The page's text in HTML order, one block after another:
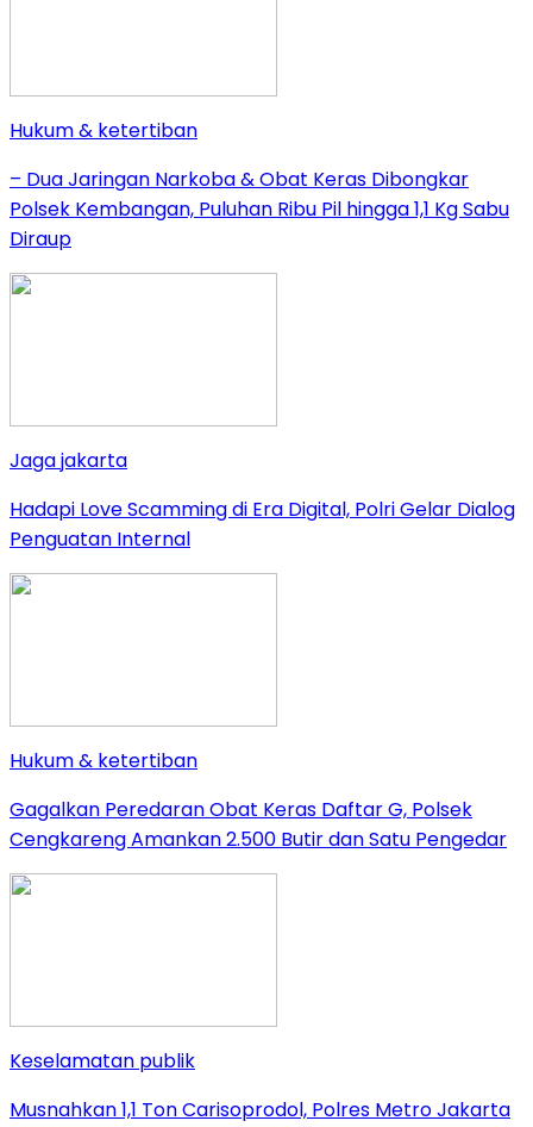
Hukum & ketertiban
– Dua Jaringan Narkoba & Obat Keras Dibongkar
Polsek Kembangan, Puluhan Ribu Pil hingga 1,1 Kg Sabu
Diraup
Jaga jakarta
Hadapi Love Scamming di Era Digital, Polri Gelar Dialog
Penguatan Internal
Hukum & ketertiban
Gagalkan Peredaran Obat Keras Daftar G, Polsek
Cengkareng Amankan 2.500 Butir dan Satu Pengedar
Keselamatan publik
Musnahkan 1,1 Ton Carisoprodol, Polres Metro Jakarta